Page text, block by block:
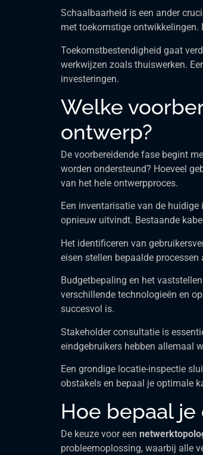
Schaalbaarheid is een ander
met toekomstige ontwikkelingen.
Toekomstbestendigheid gaat
werkwijzen zoals thuiswerken.
investeringen.
Welke
ontwerp?
De voorbereidende fase begint
worden ondersteund? Hoeveel
van het hele ontwerpproces.
Een inventarisatie van de
opnieuw uitvindt. Bestaande
Het identificeren van
eisen stellen bepaalde
Budgetbepaling en het
verschillende technologieën en
succesvol is.
Stakeholder consultatie is
eindgebruikers hebben allemaal
Een grondige locatie-inspectie
obstakels en bepaal je optimale
Hoe bepaal
De keuze voor een
probleemoplossing, waarbij alle